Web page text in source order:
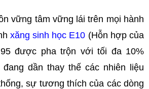
vững tâm vững lái trên mọi hành
xăng sinh học E10 (Hỗn hợp của
được pha trộn với tối đa 10%
đang dần thay thế các nhiên liệu
sự tương thích của các dòng